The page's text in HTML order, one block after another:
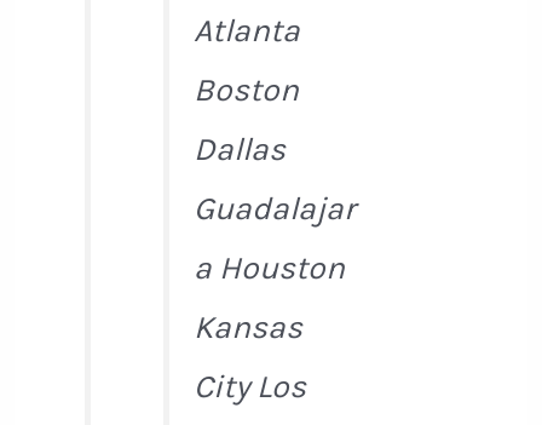
Atlanta
Boston
Dallas
Guadalajar
a Houston
Kansas
City Los